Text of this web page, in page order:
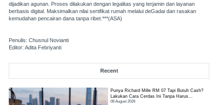
dijadikan agunan. Proses dilakukan dengan legalitas yang terjamin dan layanan
berbasis digital. Maksimalkan nilai sertifikat rumah melalui deGadai dan rasakan
kemudahan pencairan dana tanpa ribet.***(ASA)
Penulis: Chusnul Novianti
Editor: Adita Febriyanti
Recent
Punya Richard Mille RM 07 Tapi Butuh Cash?
Lakukan Cara Cerdas Ini Tanpa Harus
Kehilangan Jam!
08 August 2026